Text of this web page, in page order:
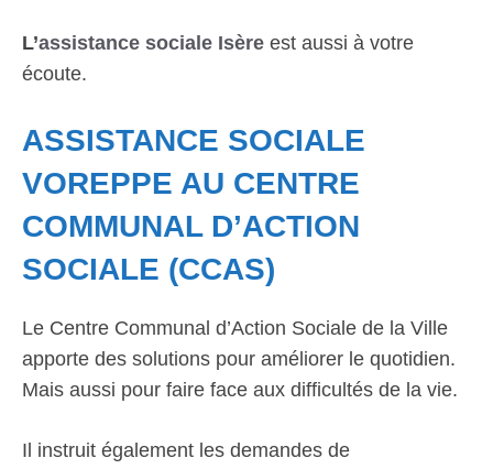
L’assistance sociale Isère est aussi à votre
écoute.
ASSISTANCE SOCIALE
VOREPPE AU CENTRE
COMMUNAL D’ACTION
SOCIALE (CCAS)
Le Centre Communal d’Action Sociale de la Ville
apporte des solutions pour améliorer le quotidien.
Mais aussi pour faire face aux difficultés de la vie.
Il instruit également les demandes de